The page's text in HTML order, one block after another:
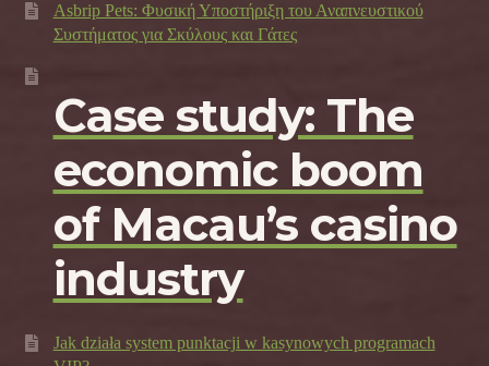
Asbrip Pets: Φυσική Υποστήριξη του Αναπνευστικού
Συστήματος για Σκύλους και Γάτες
Case study: The
economic boom
of Macau’s casino
industry
Jak działa system punktacji w kasynowych programach